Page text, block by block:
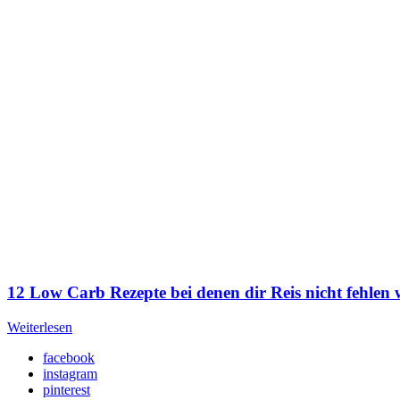
12 Low Carb Rezepte bei denen dir Reis nicht fehlen
Weiterlesen
facebook
instagram
pinterest